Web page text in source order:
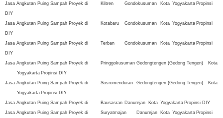
Jasa Angkutan Puing Sampah Proyek di
Klitren Gondokusuman Kota Yogyakarta Propinsi
DIY
Jasa Angkutan Puing Sampah Proyek di
Kotabaru Gondokusuman Kota Yogyakarta Propinsi
DIY
Jasa Angkutan Puing Sampah Proyek di
Terban Gondokusuman Kota Yogyakarta Propinsi
DIY
Jasa Angkutan Puing Sampah Proyek di
Pringgokusuman Gedongtengen (Gedong Tengen)
Kota
Yogyakarta Propinsi DIY
Jasa Angkutan Puing Sampah Proyek di
Sosromenduran Gedongtengen (Gedong Tengen)
Kota
Yogyakarta Propinsi DIY
Jasa Angkutan Puing Sampah Proyek di
Bausasran Danurejan Kota Yogyakarta Propinsi DIY
Jasa Angkutan Puing Sampah Proyek di
Suryatmajan Danurejan Kota Yogyakarta Propinsi